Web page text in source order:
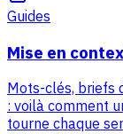
Guides
Mise en
Mots-clés, briefs
: voilà comment
tourne chaque